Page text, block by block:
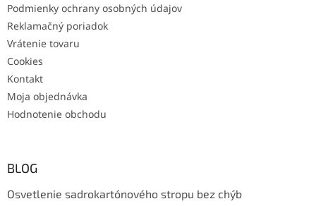
Podmienky ochrany osobných údajov
Reklamačný poriadok
Vrátenie tovaru
Cookies
Kontakt
Moja objednávka
Hodnotenie obchodu
BLOG
Osvetlenie sadrokartónového stropu bez chýb